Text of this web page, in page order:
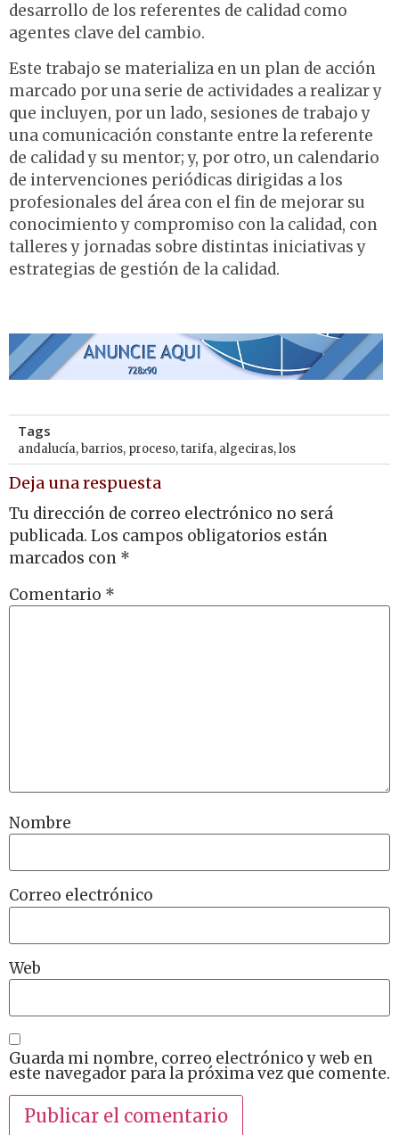
desarrollo de los referentes de calidad como
agentes clave del cambio.
Este trabajo se materializa en un plan de acción
marcado por una serie de actividades a realizar y
que incluyen, por un lado, sesiones de trabajo y
una comunicación constante entre la referente
de calidad y su mentor; y, por otro, un calendario
de intervenciones periódicas dirigidas a los
profesionales del área con el fin de mejorar su
conocimiento y compromiso con la calidad, con
talleres y jornadas sobre distintas iniciativas y
estrategias de gestión de la calidad.
Tags
andalucía,barrios, proceso,tarifa, algeciras,los
Deja una respuesta
Tu dirección de correo electrónico no será
publicada. Los campos obligatorios están
marcados con *
Comentario *
Nombre
Correo electrónico
Web
Guarda mi nombre, correo electrónico y web en
este navegador para la próxima vez que comente.